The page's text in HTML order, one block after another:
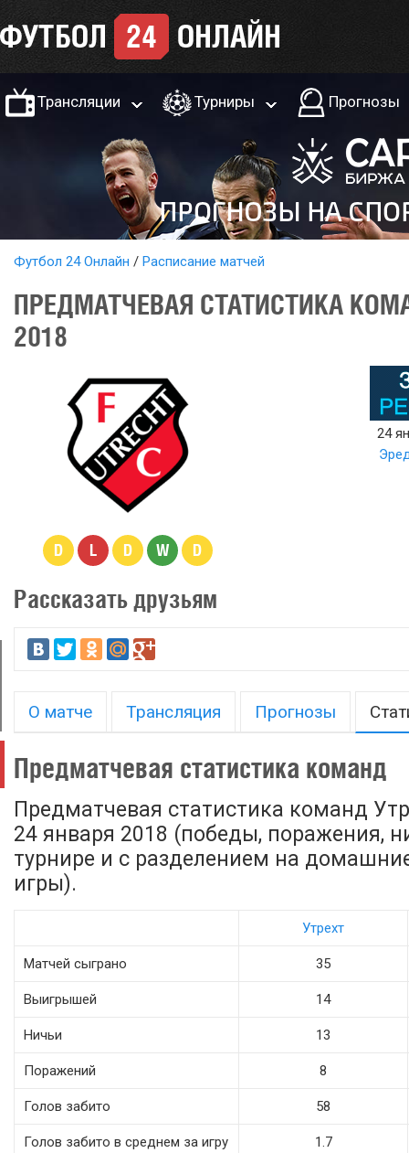
Трансляции Турниры Прогнозы
Футбол 24 Онлайн Расписание матчей
ПРЕДМАТЧЕВАЯ СТАТИСТИКА
2018
D L D W D
24
Рассказать друзьям
О матче Трансляция Прогнозы
Предматчевая статистика команд
Предматчевая статистика команд
24 января 2018 (победы, поражения,
турнире и с разделением на
игры).
Утрехт
Матчей сыграно 35
Выигрышей 14
Ничьи 13
Поражений 8
Голов забито 58
Голов забито в среднем за игру 1.7